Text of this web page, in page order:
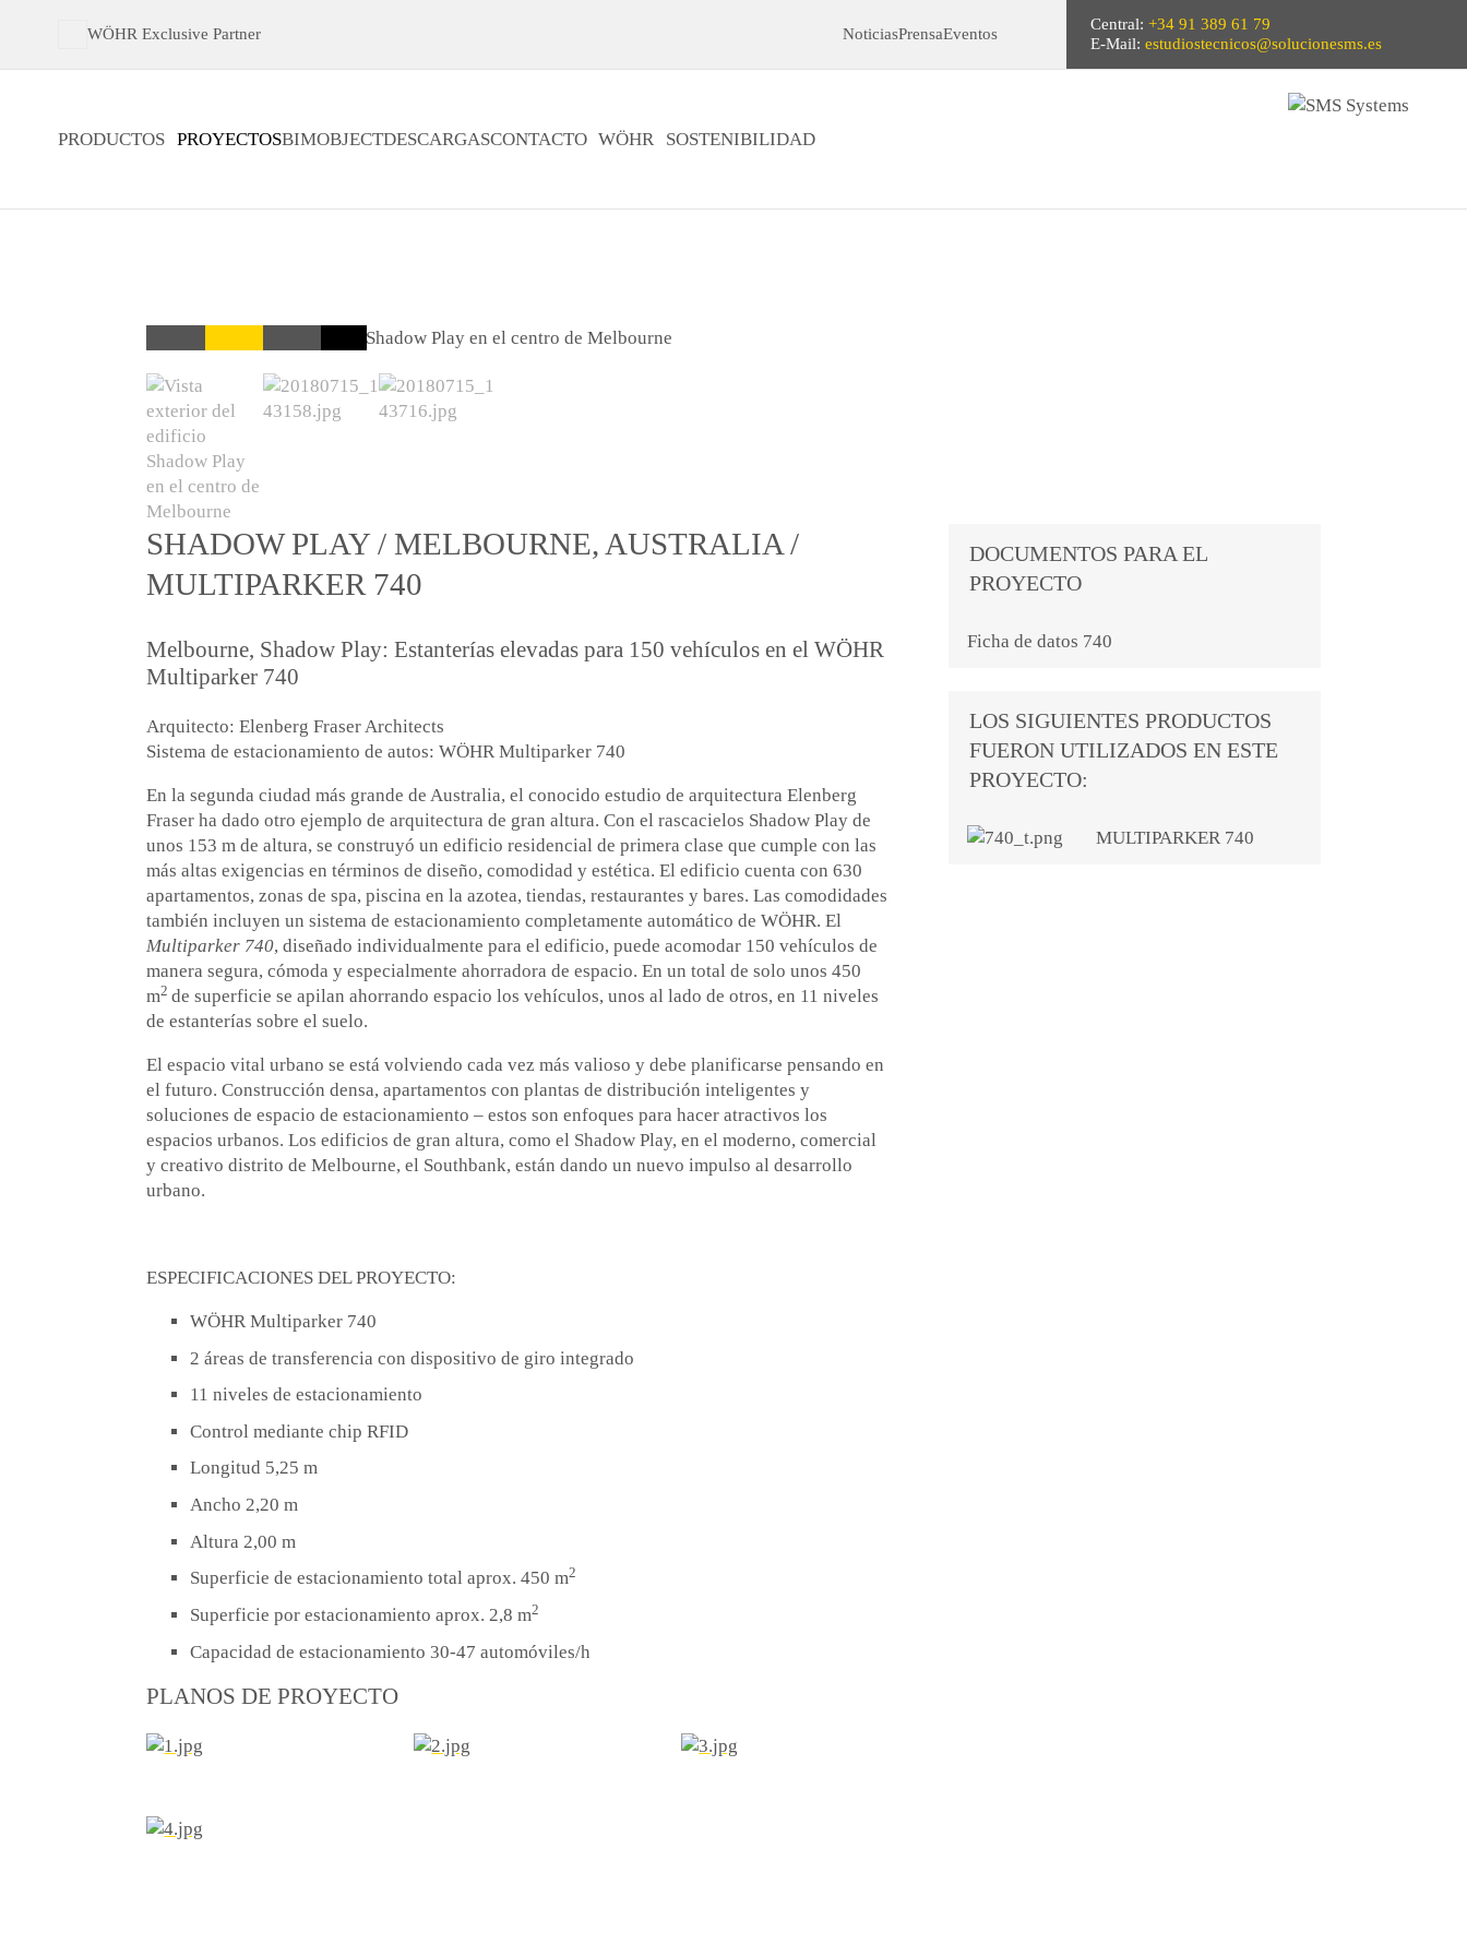
WÖHR Exclusive Partner NoticiasPrensaEventos
Central: +34 91 389 61 79
E-Mail: estudiostecnicos@solucionesms.es
PRODUCTOS PROYECTOSBIMOBJECTDESCARGASCONTACTO WÖHR SOSTENIBILIDAD
SHADOW PLAY / MELBOURNE, AUSTRALIA /
MULTIPARKER 740
Melbourne, Shadow Play: Estanterías elevadas para 150 vehículos en el WÖHR
Multiparker 740
Arquitecto: Elenberg Fraser Architects
Sistema de estacionamiento de autos: WÖHR Multiparker 740
En la segunda ciudad más grande de Australia, el conocido estudio de arquitectura Elenberg
Fraser ha dado otro ejemplo de arquitectura de gran altura. Con el rascacielos Shadow Play de
unos 153 m de altura, se construyó un edificio residencial de primera clase que cumple con las
más altas exigencias en términos de diseño, comodidad y estética. El edificio cuenta con 630
apartamentos, zonas de spa, piscina en la azotea, tiendas, restaurantes y bares. Las comodidades
también incluyen un sistema de estacionamiento completamente automático de WÖHR. El
Multiparker 740, diseñado individualmente para el edificio, puede acomodar 150 vehículos de
manera segura, cómoda y especialmente ahorradora de espacio. En un total de solo unos 450
m2 de superficie se apilan ahorrando espacio los vehículos, unos al lado de otros, en 11 niveles
de estanterías sobre el suelo.
El espacio vital urbano se está volviendo cada vez más valioso y debe planificarse pensando en
el futuro. Construcción densa, apartamentos con plantas de distribución inteligentes y
soluciones de espacio de estacionamiento – estos son enfoques para hacer atractivos los
espacios urbanos. Los edificios de gran altura, como el Shadow Play, en el moderno, comercial
y creativo distrito de Melbourne, el Southbank, están dando un nuevo impulso al desarrollo
urbano.
ESPECIFICACIONES DEL PROYECTO:
WÖHR Multiparker 740
2 áreas de transferencia con dispositivo de giro integrado
11 niveles de estacionamiento
Control mediante chip RFID
Longitud 5,25 m
Ancho 2,20 m
Altura 2,00 m
Superficie de estacionamiento total aprox. 450 m2
Superficie por estacionamiento aprox. 2,8 m2
Capacidad de estacionamiento 30-47 automóviles/h
PLANOS DE PROYECTO
DOCUMENTOS PARA EL
PROYECTO
Ficha de datos 740
LOS SIGUIENTES PRODUCTOS
FUERON UTILIZADOS EN ESTE
PROYECTO:
MULTIPARKER 740